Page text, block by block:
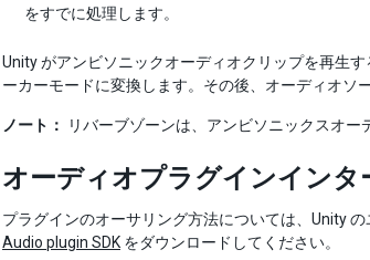
をすでに処理します。
Unity がアンビソニックオーディオクリップを再生
ーカーモードに変換します。その後、オーディオソ
ノート： リバーブゾーンは、アンビソニックスオー
オーディオプラグインインタ
プラグインのオーサリング方法については、Unity の
Audio plugin SDK をダウンロードしてください。